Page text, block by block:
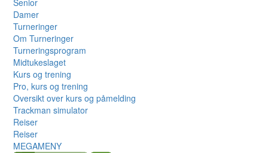
Senior
Damer
Turneringer
Om Turneringer
Turneringsprogram
Midtukeslaget
Kurs og trening
Pro, kurs og trening
Oversikt over kurs og påmelding
Trackman simulator
Reiser
Reiser
MEGAMENY